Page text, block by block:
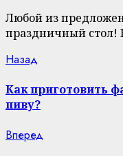
Любой из
праздничный стол!
Continue
Reading
Назад
Как приготовить
пиву?
Вперед